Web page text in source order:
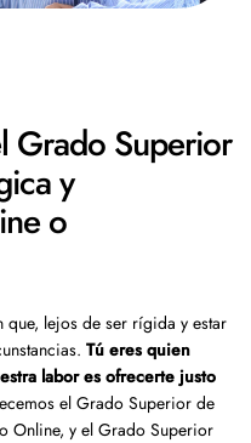
Grado Superior
y
o
que, lejos de ser rígida y estar
Tú eres quien
labor es ofrecerte justo
el Grado Superior de
Online, y el Grado Superior